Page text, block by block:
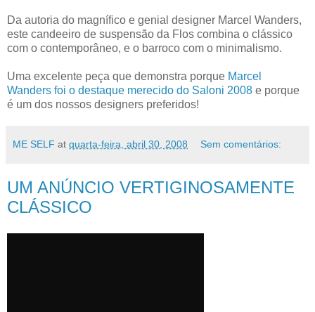
Da autoria do magnífico e genial designer Marcel Wanders,
este candeeiro de suspensão da Flos combina o clássico
com o contemporâneo, e o barroco com o minimalismo.
Uma excelente peça que demonstra porque Marcel
Wanders foi o destaque merecido do Saloni 2008 e porque
é um dos nossos designers preferidos!
ME SELF at quarta-feira, abril 30, 2008 Sem comentários:
UM ANÚNCIO VERTIGINOSAMENTE
CLÁSSICO